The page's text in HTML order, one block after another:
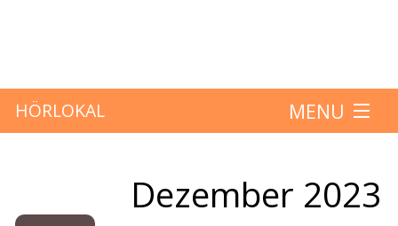
HÖRLOKAL MENU
Dezember 2023